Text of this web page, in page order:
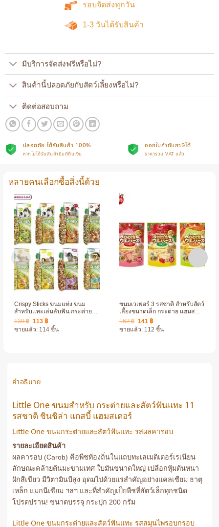
รอบจัดส่งทุกวัน
1-3 วันได้รับสินค้า
มีบริการจัดส่งฟรีหรือไม่?
สินค้านี้ปลอดภัยกับสัตว์เลี้ยงหรือไม่?
ติดต่อสอบถาม
ปลอดภัย ได้รับสินค้า 100%
หากไม่ได้รับสินค้ายินดีคืนเงิน
ออกใบกำกับภาษีได้
ราคารวม VAT แล้ว
หลายคนเลือกซื้อสิ่งนี้ด้วย
Crispy Sticks ขนมแท่ง ขนม
สำหรับเเทะเล่นลับฟัน กระต่าย
ชินชิล่า แฮมสเตอร์
130฿ Original
price
was:
113 ฿Current
price
is:
ขายแล้ว: 114 ชิ้น
ขนมเวเฟอร์ 3 รสชาติ สำหรับสัตว์
เลี้ยงขนาดเล็ก กระต่าย แฮมส
เตอร์
162฿ Original
price
was:
141 ฿Current
price
is:
ขายแล้ว: 112 ชิ้น
คำอธิบาย
Little One ขนมสำหรับ กระต่ายและสัตว์ฟันแทะ 11
รสชาติ ชินชิล่า แกสบี้ แฮมสเตอร์
Little One ขนมกระต่ายและสัตว์ฟันแทะ รสผลคารอบ
รายละเอียดสินค้า
ผลคารอบ (Carob) คือพืชท้องถิ่นในแถบทะเลเมดิเตอร์เรเนียน
ลักษณะคล้ายต้นมะขามเทศ ใบมันขนาดใหญ่ เปลือกหุ้มต้นหนา
ฝักสีเขียว มีวิตามินบีสูง อุดมไปด้วยแร่สำคัญอย่างแคลเซียม ธาตุ
เหล็ก แมกนีเซียม ฯลฯ และที่สำคัญเป็ยพืชที่สัตว์เล็กทุกชนิด
โปรดปราน! ขนาดบรรจุ กระปุก 200 กรัม
Little One ขนมกระต่ายและสัตว์ฟันแทะ รสสมุนไพรอบกรอบ